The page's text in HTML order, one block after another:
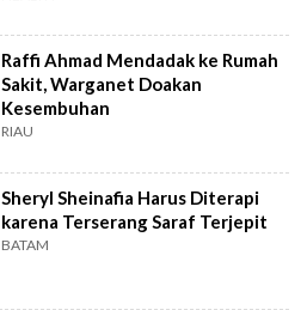
Raffi Ahmad Mendadak ke Rumah
Sakit, Warganet Doakan
Kesembuhan
RIAU
Sheryl Sheinafia Harus Diterapi
karena Terserang Saraf Terjepit
BATAM